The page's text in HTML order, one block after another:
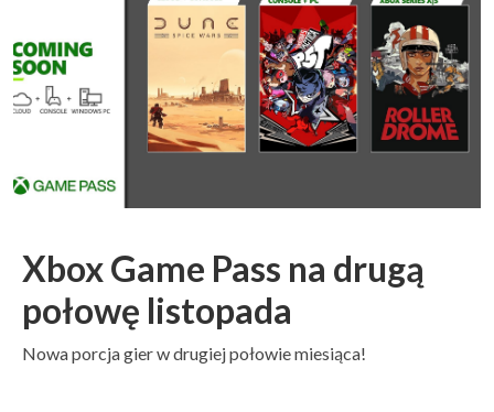
Xbox Game Pass na drugą
połowę listopada
Nowa porcja gier w drugiej połowie miesiąca!